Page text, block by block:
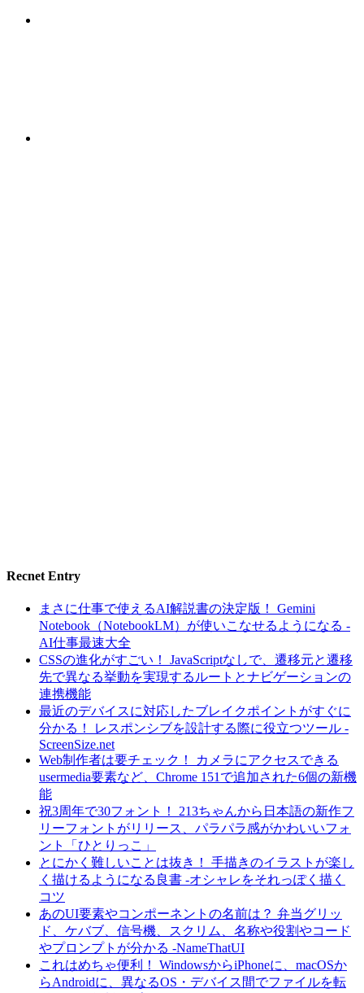
Recnet Entry
まさに仕事で使えるAI解説書の決定版！ Gemini
Notebook（NotebookLM）が使いこなせるようになる -
AI仕事最速大全
CSSの進化がすごい！ JavaScriptなしで、遷移元と遷移
先で異なる挙動を実現するルートとナビゲーションの
連携機能
最近のデバイスに対応したブレイクポイントがすぐに
分かる！ レスポンシブを設計する際に役立つツール -
ScreenSize.net
Web制作者は要チェック！ カメラにアクセスできる
usermedia要素など、Chrome 151で追加された6個の新機
能
祝3周年で30フォント！ 213ちゃんから日本語の新作フ
リーフォントがリリース、パラパラ感がかわいいフォ
ント「ひとりっこ」
とにかく難しいことは抜き！ 手描きのイラストが楽し
く描けるようになる良書 -オシャレをそれっぽく描く
コツ
あのUI要素やコンポーネントの名前は？ 弁当グリッ
ド、ケバブ、信号機、スクリム、名称や役割やコード
やプロンプトが分かる -NameThatUI
これはめちゃ便利！ WindowsからiPhoneに、macOSか
らAndroidに、異なるOS・デバイス間でファイルを転